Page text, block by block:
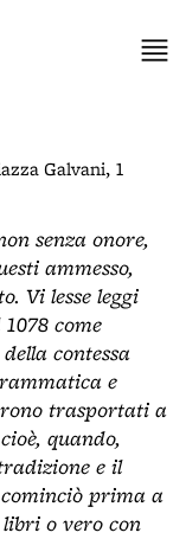
Galvani, 1
senza onore,
ammesso,
Vi lesse leggi
come
contessa
e
trasportati a
quando,
e il
prima a
o vero con